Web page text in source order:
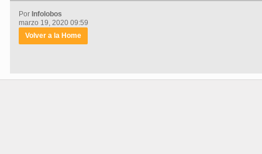
Por Infolobos
marzo 19, 2020 09:59
Volver a la Home